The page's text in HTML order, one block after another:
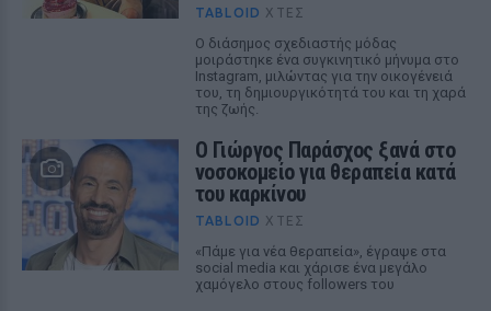
TABLOID ΧΤΕΣ
Ο διάσημος σχεδιαστής μόδας
μοιράστηκε ένα συγκινητικό μήνυμα στο
Instagram, μιλώντας για την οικογένειά
του, τη δημιουργικότητά του και τη χαρά
της ζωής.
O Γιώργος Παράσχος ξανά στο
νοσοκομείο για θεραπεία κατά
του καρκίνου
TABLOID ΧΤΕΣ
«Πάμε για νέα θεραπεία», έγραψε στα
social media και χάρισε ένα μεγάλο
χαμόγελο στους followers του